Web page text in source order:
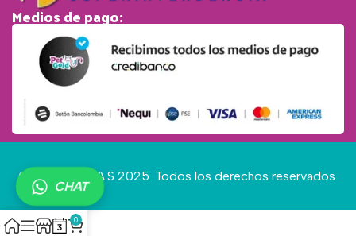
Medios de pago:
© Pet Gold S.A.S 2025. Todos los derechos reservados.
CHAT
0